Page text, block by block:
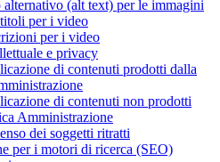
alternativo (alt text) per le immagini
per i video
per i video
e privacy
di contenuti prodotti dalla
di contenuti non prodotti
Amministrazione
dei soggetti ritratti
per i motori di ricerca (SEO)